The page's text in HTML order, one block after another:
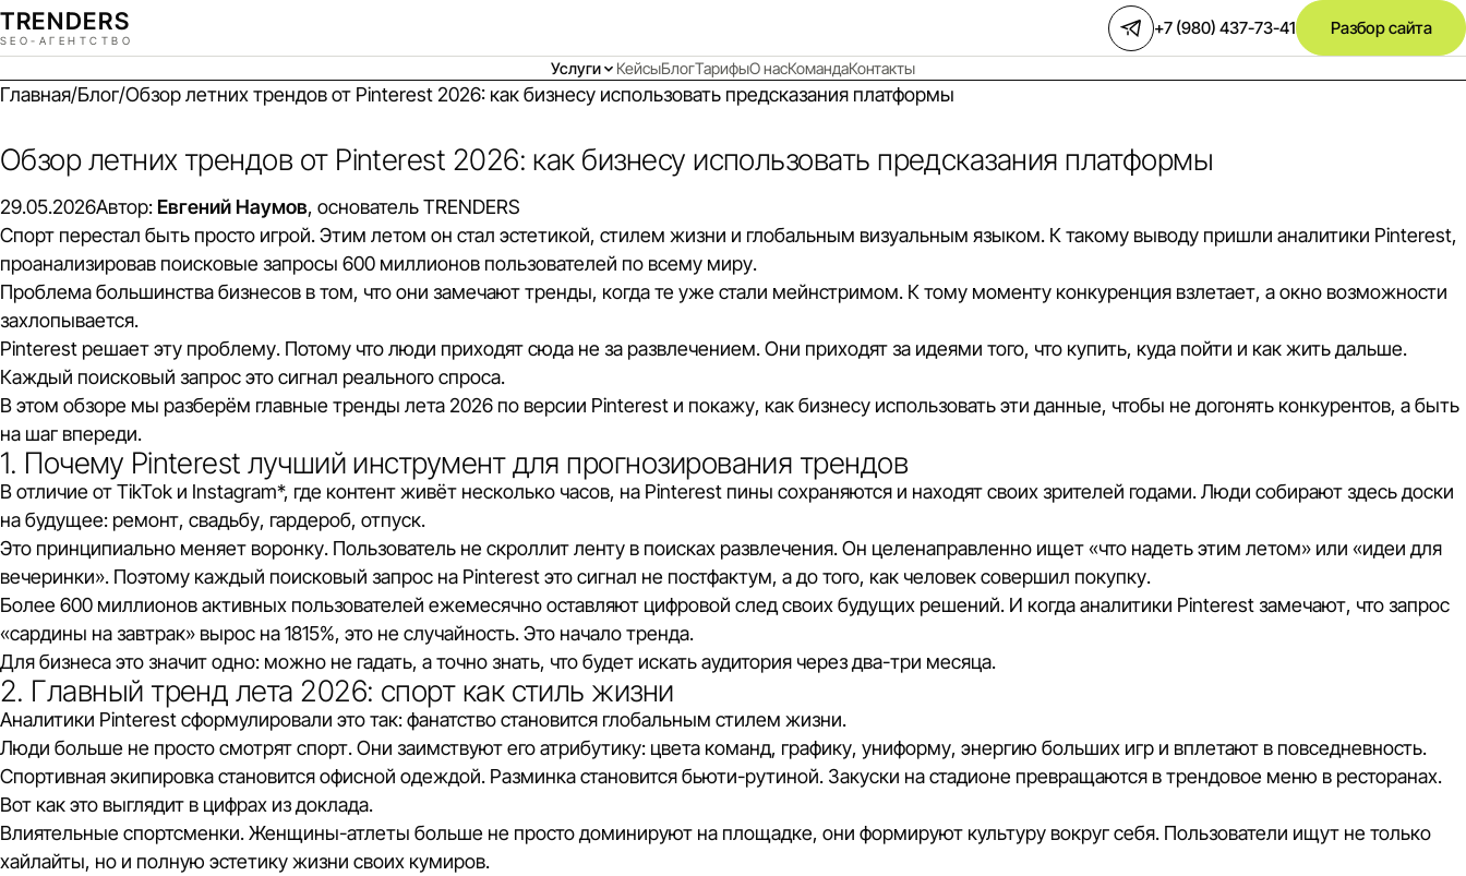
TRENDERS
SEO-АГЕНТСТВО
+7 (980) 437-73-41 Разбор сайта
Услуги КейсыБлогТарифыО насКомандаКонтакты
Главная/Блог/Обзор летних трендов от Pinterest 2026: как бизнесу использовать предсказания платформы
Обзор летних трендов от Pinterest 2026: как бизнесу использовать предсказания платформы
29.05.2026Автор: Евгений Наумов, основатель TRENDERS
Спорт перестал быть просто игрой. Этим летом он стал эстетикой, стилем жизни и глобальным визуальным языком. К такому выводу пришли аналитики Pinterest,
проанализировав поисковые запросы 600 миллионов пользователей по всему миру.
Проблема большинства бизнесов в том, что они замечают тренды, когда те уже стали мейнстримом. К тому моменту конкуренция взлетает, а окно возможности
захлопывается.
Pinterest решает эту проблему. Потому что люди приходят сюда не за развлечением. Они приходят за идеями того, что купить, куда пойти и как жить дальше.
Каждый поисковый запрос это сигнал реального спроса.
В этом обзоре мы разберём главные тренды лета 2026 по версии Pinterest и покажу, как бизнесу использовать эти данные, чтобы не догонять конкурентов, а быть
на шаг впереди.
1. Почему Pinterest лучший инструмент для прогнозирования трендов
В отличие от TikTok и Instagram*, где контент живёт несколько часов, на Pinterest пины сохраняются и находят своих зрителей годами. Люди собирают здесь доски
на будущее: ремонт, свадьбу, гардероб, отпуск.
Это принципиально меняет воронку. Пользователь не скроллит ленту в поисках развлечения. Он целенаправленно ищет «что надеть этим летом» или «идеи для
вечеринки». Поэтому каждый поисковый запрос на Pinterest это сигнал не постфактум, а до того, как человек совершил покупку.
Более 600 миллионов активных пользователей ежемесячно оставляют цифровой след своих будущих решений. И когда аналитики Pinterest замечают, что запрос
«сардины на завтрак» вырос на 1815%, это не случайность. Это начало тренда.
Для бизнеса это значит одно: можно не гадать, а точно знать, что будет искать аудитория через два-три месяца.
2. Главный тренд лета 2026: спорт как стиль жизни
Аналитики Pinterest сформулировали это так: фанатство становится глобальным стилем жизни.
Люди больше не просто смотрят спорт. Они заимствуют его атрибутику: цвета команд, графику, униформу, энергию больших игр и вплетают в повседневность.
Спортивная экипировка становится офисной одеждой. Разминка становится бьюти-рутиной. Закуски на стадионе превращаются в трендовое меню в ресторанах.
Вот как это выглядит в цифрах из доклада.
Влиятельные спортсменки. Женщины-атлеты больше не просто доминируют на площадке, они формируют культуру вокруг себя. Пользователи ищут не только
хайлайты, но и полную эстетику жизни своих кумиров.